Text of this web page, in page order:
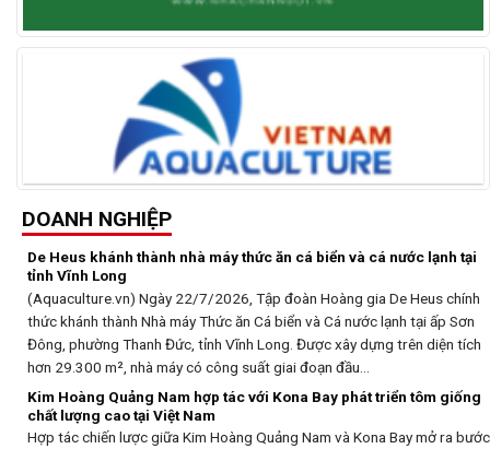
DOANH NGHIỆP
De Heus khánh thành nhà máy thức ăn cá biển và cá nước lạnh tại
tỉnh Vĩnh Long
(Aquaculture.vn) Ngày 22/7/2026, Tập đoàn Hoàng gia De Heus chính
thức khánh thành Nhà máy Thức ăn Cá biển và Cá nước lạnh tại ấp Sơn
Đông, phường Thanh Đức, tỉnh Vĩnh Long. Được xây dựng trên diện tích
hơn 29.300 m², nhà máy có công suất giai đoạn đầu...
Kim Hoàng Quảng Nam hợp tác với Kona Bay phát triển tôm giống
chất lượng cao tại Việt Nam
Hợp tác chiến lược giữa Kim Hoàng Quảng Nam và Kona Bay mở ra bước